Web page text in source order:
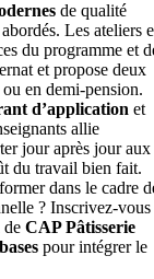
de qualité
Les ateliers
du programme et
et propose deux
ou en demi-pension.
d’application et
allie
jour après jour aux
du travail bien fait.
dans le cadre
? Inscrivez-vous
de CAP Pâtisserie
pour intégrer le